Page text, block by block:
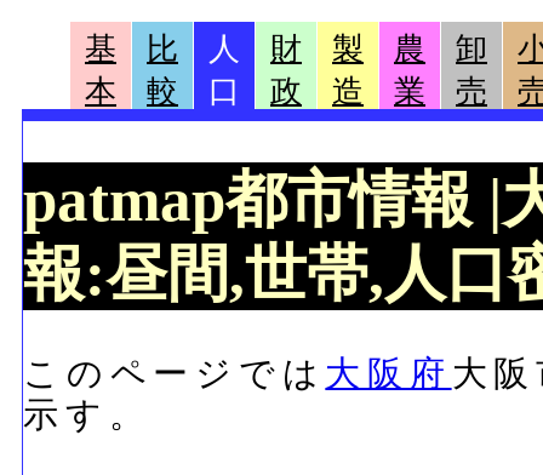
基
本
比
較
人
口
財
政
製
造
農
業
卸
売
patmap都市情報 |
報:昼間,世帯,人口
このページでは 大阪府 大
示す。